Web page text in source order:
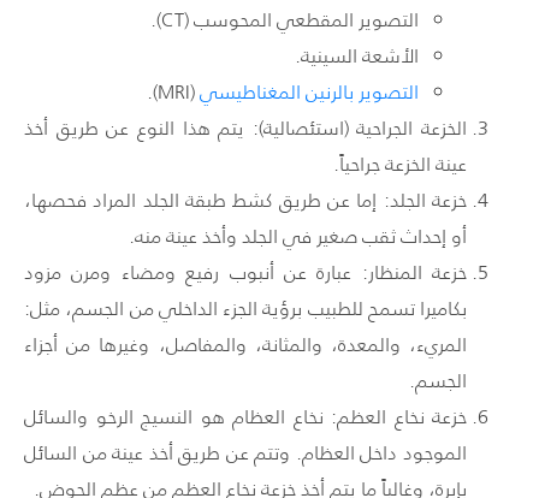
التصوير المقطعي المحوسب (CT).
الأشعة السينية.
التصوير بالرنين المغناطيسي(MRI).
الخزعة الجراحية (استئصالية): يتم هذا النوع عن طريق أخذ
عينة الخزعة جراحياً.
خزعة الجلد: إما عن طريق كشط طبقة الجلد المراد فحصها،
أو إحداث ثقب صغير في الجلد وأخذ عينة منه.
خزعة المنظار: عبارة عن أنبوب رفيع ومضاء ومرن مزود
بكاميرا تسمح للطبيب برؤية الجزء الداخلي من الجسم، مثل:
المريء، والمعدة، والمثانة، والمفاصل، وغيرها من أجزاء
الجسم.
خزعة نخاع العظم: نخاع العظام هو النسيج الرخو والسائل
الموجود داخل العظام. وتتم عن طريق أخذ عينة من السائل
بإبرة، وغالباً ما يتم أخذ خزعة نخاع العظم من عظم الحوض.